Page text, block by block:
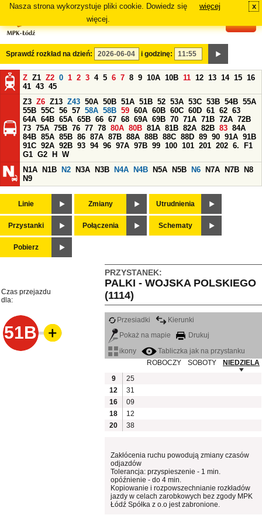
Nasza strona wykorzystuje pliki cookie. Dowiedz się
więcej.
więcej x
Sprawdź rozkład na dzień: i godzinę:
Z Z1 Z2 0 1 2 3 4 5 6 7 8 9 10A 10B 11 12 13 14 15 16
41 43 45
Z3 Z6 Z13 Z43 50A 50B 51A 51B 52 53A 53C 53B 54B 55A
55B 55C 56 57 58A 58B 59 60A 60B 60C 60D 61 62 63
64A 64B 65A 65B 66 67 68 69A 69B 70 71A 71B 72A 72B
73 75A 75B 76 77 78 80A 80B 81A 81B 82A 82B 83 84A
84B 85A 85B 86 87A 87B 88A 88B 88C 88D 89 90 91A 91B
91C 92A 92B 93 94 96 97A 97B 99 100 101 201 202 6.
F1
G1 G2 H
W
N1A
N1B N2 N3A N3B N4A N4B N5A N5B N6 N7A N7B
N8
N9
Linie Zmiany Utrudnienia
Przystanki Połączenia Schematy
Pobierz
PRZYSTANEK:
PALKI - WOJSKA POLSKIEGO
(1114)
Czas przejazdu
dla:
51B
Przesiadki
Kierunki
Pokaż na mapie
Drukuj
ikony
Tabliczka jak na przystanku
ROBOCZY
SOBOTY
NIEDZIELA
9
25
12
31
16
09
18
12
20
38
Zakłócenia ruchu powodują zmiany czasów
odjazdów
Tolerancja: przyspieszenie - 1 min.
opóźnienie - do 4 min.
Kopiowanie i rozpowszechnianie rozkładów
jazdy w celach zarobkowych bez zgody MPK
Łódź Spółka z o.o jest zabronione.